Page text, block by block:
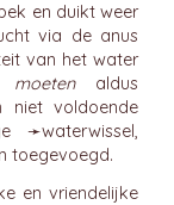
en duikt weer
via de anus
van het water
moetenaldus
niet voldoende
➛waterwissel,
toegevoegd.
en vriendelijke